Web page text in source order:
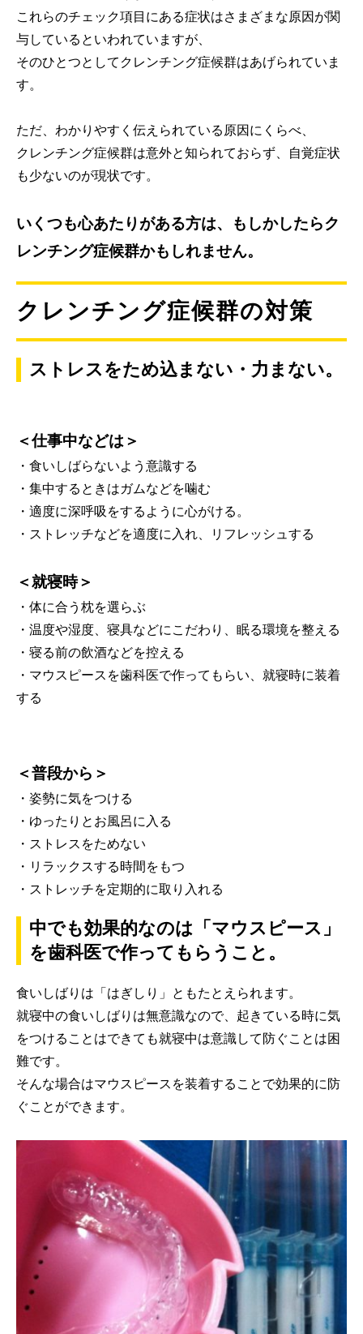
これらのチェック項目にある症状はさまざまな原因が関
与しているといわれていますが、
そのひとつとしてクレンチング症候群はあげられていま
す。
ただ、わかりやすく伝えられている原因にくらべ、
クレンチング症候群は意外と知られておらず、自覚症状
も少ないのが現状です。
いくつも心あたりがある方は、もしかしたらク
レンチング症候群かもしれません。
クレンチング症候群の対策
ストレスをため込まない・力まない。
＜仕事中などは＞
・食いしばらないよう意識する
・集中するときはガムなどを噛む
・適度に深呼吸をするように心がける。
・ストレッチなどを適度に入れ、リフレッシュする
＜就寝時＞
・体に合う枕を選らぶ
・温度や湿度、寝具などにこだわり、眠る環境を整える
・寝る前の飲酒などを控える
・マウスピースを歯科医で作ってもらい、就寝時に装着
する
＜普段から＞
・姿勢に気をつける
・ゆったりとお風呂に入る
・ストレスをためない
・リラックスする時間をもつ
・ストレッチを定期的に取り入れる
中でも効果的なのは「マウスピース」
を歯科医で作ってもらうこと。
食いしばりは「はぎしり」ともたとえられます。
就寝中の食いしばりは無意識なので、起きている時に気
をつけることはできても就寝中は意識して防ぐことは困
難です。
そんな場合はマウスピースを装着することで効果的に防
ぐことができます。